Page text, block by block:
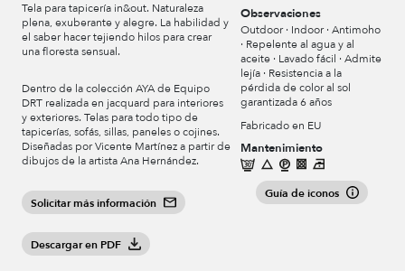
Tela para tapicería in&out. Naturaleza
plena, exuberante y alegre. La habilidad y
el saber hacer tejiendo hilos para crear
una floresta sensual.
Dentro de la colección AYA de Equipo
DRT realizada en jacquard para interiores
y exteriores. Telas para todo tipo de
tapicerías, sofás, sillas, paneles o cojines.
Diseñadas por Vicente Martínez a partir de
dibujos de la artista Ana Hernández.
Solicitar más información
Descargar en PDF
Observaciones
Outdoor · Indoor · Antimoho
· Repelente al agua y al
aceite · Lavado fácil · Admite
lejía · Resistencia a la
pérdida de color al sol
garantizada 6 años
Fabricado en EU
Mantenimiento
Guía de iconos